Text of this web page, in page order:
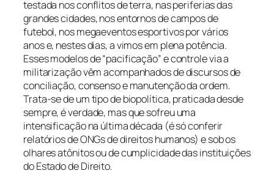
testada nos conflitos de terra, nas periferias das
grandes cidades, nos entornos de campos de
futebol, nos megaeventos esportivos por vários
anos e, nestes dias, a vimos em plena potência.
Esses modelos de “pacificação” e controle via a
militarização vêm acompanhados de discursos de
conciliação, consenso e manutenção da ordem.
Trata-se de um tipo de biopolítica, praticada desde
sempre, é verdade, mas que sofreu uma
intensificação na última década (é só conferir
relatórios de ONGs de direitos humanos) e sob os
olhares atônitos ou de cumplicidade das instituições
do Estado de Direito.